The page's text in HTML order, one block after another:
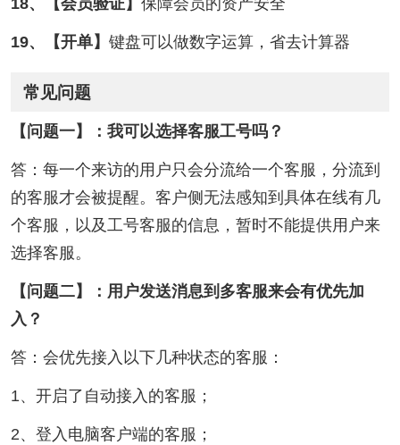
19、【开单】 键盘可以做数字运算，省去计算器
常见问题
【问题一】：我可以选择客服工号吗？
答：每一个来访的用户只会分流给一个客服，分流到
的客服才会被提醒。客户侧无法感知到具体在线有几
个客服，以及工号客服的信息，暂时不能提供用户来
选择客服。
【问题二】：用户发送消息到多客服来会有优先加
入？
答：会优先接入以下几种状态的客服：
1、开启了自动接入的客服；
2、登入电脑客户端的客服；